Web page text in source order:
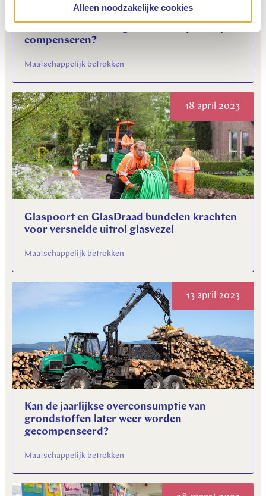
Alleen noodzakelijke cookies
compenseren?
Maatschappelijk betrokken
18 april 2023
Glaspoort en GlasDraad bundelen krachten
voor versnelde uitrol glasvezel
Maatschappelijk betrokken
13 april 2023
Kan de jaarlijkse overconsumptie van
grondstoffen later weer worden
gecompenseerd?
Maatschappelijk betrokken